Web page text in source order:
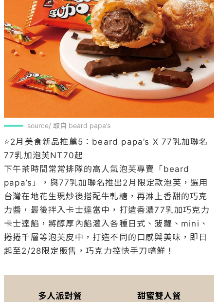
source/ 取自 beard papa’s
⭐️2月美食新品推薦5：beard papa’s X 77乳加聯名
77乳加泡芙NT70起
下午茶時間常常排隊的高人氣泡芙專賣「beard
papa’s」，與77乳加聯名推出2月限定款泡芙，選用
台灣在地花生現炒後搭配牛軋糖，再淋上香甜的巧克
力醬，最後拌入卡士達當中，打造香濃77乳加巧克力
卡士達餡，將醇厚內餡灌入各種日式、菠蘿、mini、
捲捲千層等泡芙皮中，打造不同的口感與美味，即日
起至2/28限定販售，巧克力控快手刀嚐鮮！